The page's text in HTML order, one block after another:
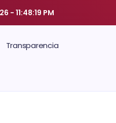
- 11:48:20 PM
Transparencia